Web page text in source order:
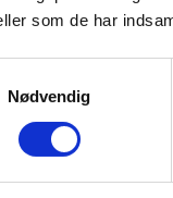
som de har
Nødvendig
fra Sandnes
danske og
hos: PetiteKnit,
ikke, hvad du leder